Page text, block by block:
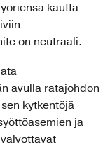
kautta
on neutraali.
avulla ratajohdon
kytkentöjä
ja